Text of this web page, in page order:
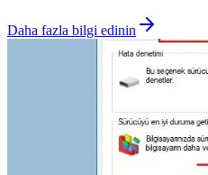
Daha fazla bilgi edinin